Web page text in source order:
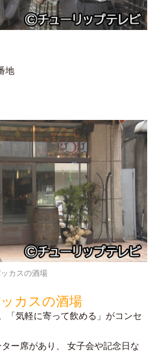
地
カスの酒場
カスの酒場
「気軽に寄って飲める」がコンセ
ー席があり、 女子会や記念日な